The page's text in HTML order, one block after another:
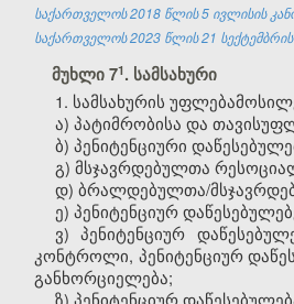
საქართველოს 2018 წლის 5 ივლისის
საქართველოს 2023 წლის 21
მუხლი 7​1. სამსახური
1. სამსახურის
ა) პატიმრობისა და
ბ) პენიტენციური
გ) მსჯავრდებულთა
დ) ბრალდებულთა/
ე) პენიტენციურ
ვ) პენიტენციურ
კონტროლი, პენიტენციურ
განხორციელება;
ზ) პენიტენციურ